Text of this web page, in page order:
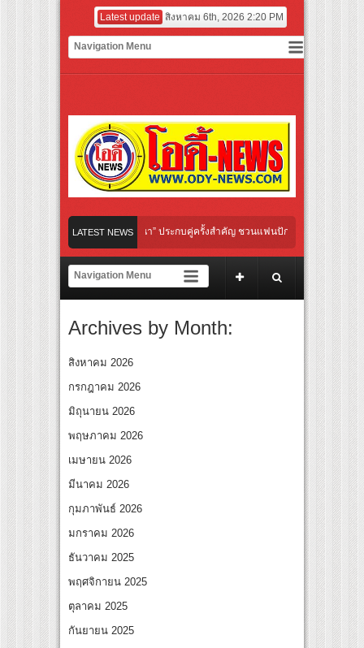
Latest update สิงหาคม 6th, 2026 2:20 PM
LATEST NEWS
รา” เปิดเคมี “อุ้ม–มีนา” ประกบคู่ครั้งสำคัญ ชวนแฟนปักหมุดรอชม 17 ตุลาคม นี้
” เรื่อง HPV ในแคมเปญ “HPV ไม่เป็นไร…ไม่ได้”
ยางใกล้ชิดนักตบสาวทีมชาติไทย 15 ส.ค.นี้
ยนรู้นวัตกรรมผักเชียงดาใน “หอมแผ่นดินฯ”
เตรียมคายตะขาบหนังไทยในรอบปฐมทัศน์โลก ณ เทศกาลภาพยนตร์นานาชาติโตร
ม่ชี นำทีมนักแสดงประชันความสยอง!
รา” เปิดเคมี “อุ้ม–มีนา” ประกบคู่ครั้งสำคัญ ชวนแฟนปักหมุดรอชม 17 ตุลาคม นี้
Archives by Month:
สิงหาคม 2026
กรกฎาคม 2026
มิถุนายน 2026
พฤษภาคม 2026
เมษายน 2026
มีนาคม 2026
กุมภาพันธ์ 2026
มกราคม 2026
ธันวาคม 2025
พฤศจิกายน 2025
ตุลาคม 2025
กันยายน 2025